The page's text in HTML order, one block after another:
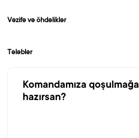
Vəzifə və öhdəliklər
Tələblər
Komandamıza qoşulmağa
hazırsan?